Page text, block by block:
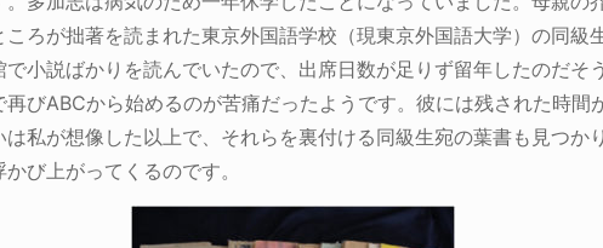
ろが拙著を読まれた東京外国語学校（現東京外国語大学）の同級
小説ばかりを読んでいたので、出席日数が足りず留年したのだそ
びABCから始めるのが苦痛だったようです。彼には残された時間
私が想像した以上で、それらを裏付ける同級生宛の葉書も見つか
び上がってくるのです。